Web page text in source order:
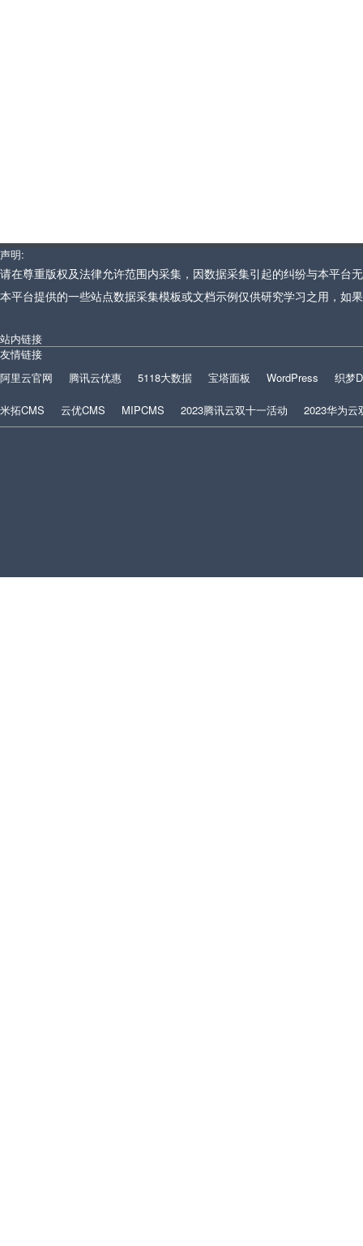
声明:
请在尊重版权及法律允许范围内采集，因数据采集引起的纠纷与本平台
本平台提供的一些站点数据采集模板或文档示例仅供研究学习之用，如
站内链接
友情链接
阿里云官网
腾讯云优惠 5118大数据 宝塔面板 WordPress 织梦
米拓CMS 云优CMS MIPCMS 2023腾讯云双十一活动 2023华为云